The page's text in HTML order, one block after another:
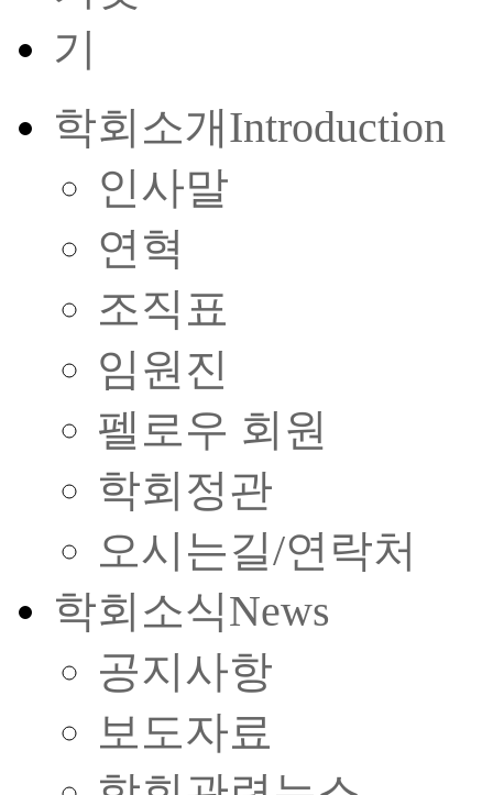
학회소개Introduction
인사말
연혁
조직표
임원진
펠로우 회원
학회정관
오시는길/연락처
학회소식News
공지사항
보도자료